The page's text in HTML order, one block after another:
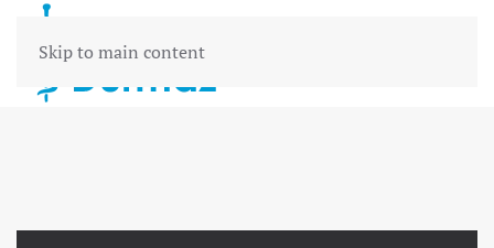
Skip to main content